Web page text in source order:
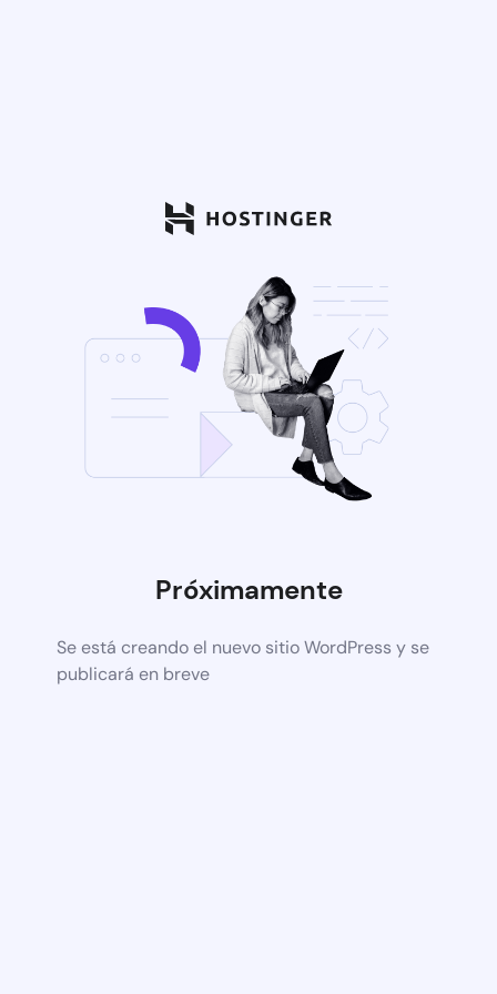
Próximamente
Se está creando el nuevo sitio WordPress y se
publicará en breve